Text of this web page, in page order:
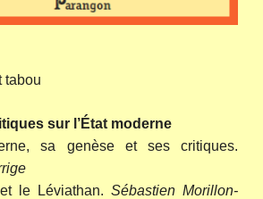
tabou
sur l’État moderne
sa genèse et ses critiques.
le Léviathan. Sébastien Morillon-